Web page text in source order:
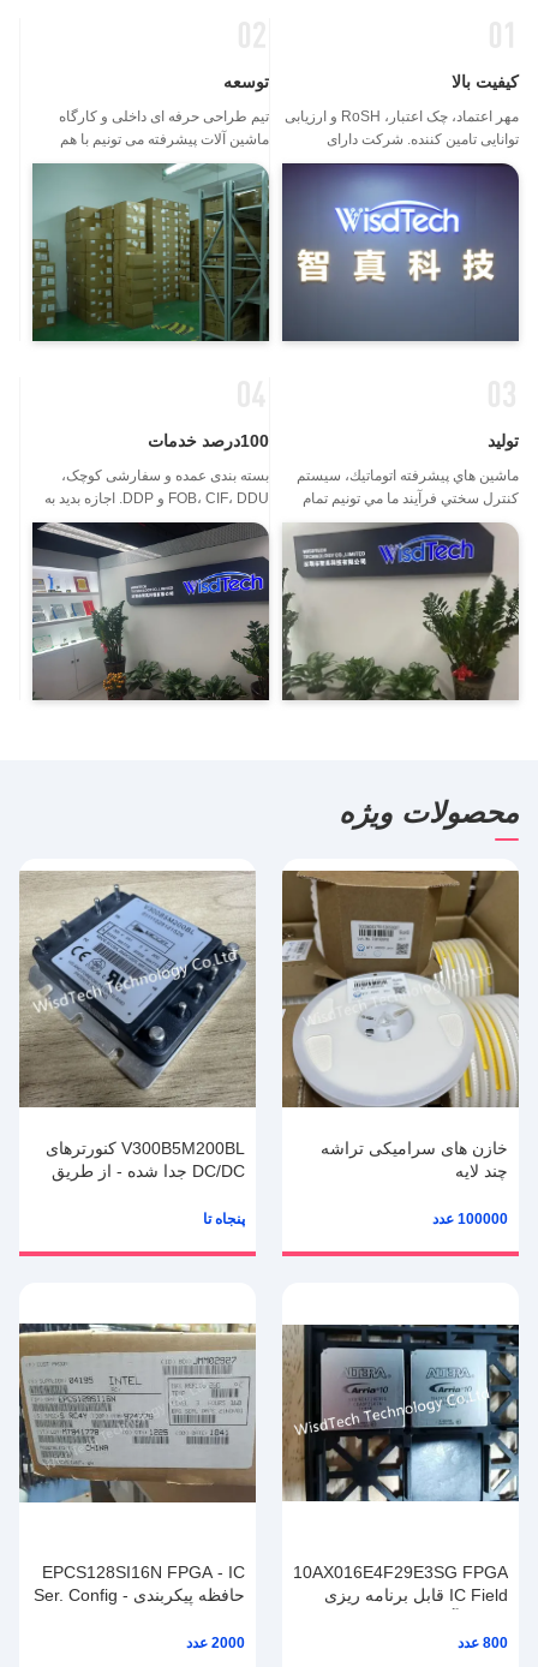
کیفیت بالا
مهر اعتماد، چک اعتبار، RoSH و ارزیابی
توانایی تامین کننده. شرکت دارای
سیستم کنترل کیفیت و آزمایشگاه تست
توسعه
تیم طراحی حرفه ای داخلی و کارگاه
ماشین آلات پیشرفته می تونیم با هم
همکاری کنیم تا محصولاتی که شما نیاز
دارید رو توسعه بدیم.
تولید
ماشين هاي پیشرفته اتوماتيك، سيستم
کنترل سختي فرآیند ما مي تونيم تمام
ترمينال هاي الکتريکي رو فراتر از نياز
شما بسازيم
100درصد خدمات
بسته بندی عمده و سفارشی کوچک،
FOB، CIF، DDU و DDP. اجازه بدید به
شما کمک کنیم تا بهترین راه حل را برای
همه نگرانی هایتان پیدا کنید.
محصولات ویژه
خازن های سرامیکی تراشه
چند لایه
CCTC 0805 X7R 105 50
100000 عدد
V300B5M200BL کنورترهای
DC/DC جدا شده - از طریق
Vout 5 درجه - M
پنجاه تا
10AX016E4F29E3SG FPGA
IC Field قابل برنامه ریزی
FPGA
800 عدد
EPCS128SI16N FPGA - IC
حافظه پیکربندی - Ser. Config
2000 عدد